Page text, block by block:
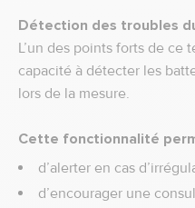
Détection des troubles
L’un des points forts de ce
capacité à détecter les
lors de la mesure.
Cette fonctionnalité
d’alerter en cas
d’encourager une